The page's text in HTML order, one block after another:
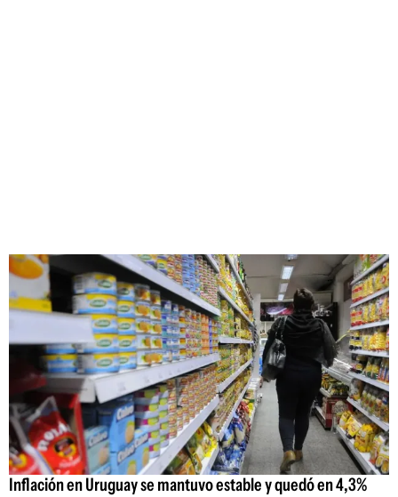
Inflación en Uruguay se mantuvo estable y quedó en 4,3%